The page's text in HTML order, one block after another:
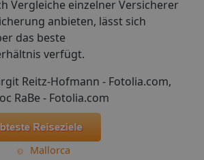
Mallorca
Vergleiche einzelner Versicherer
anbieten, lässt sich
das beste
verfügt.
Reitz-Hofmann - Fotolia.com,
RaBe - Fotolia.com